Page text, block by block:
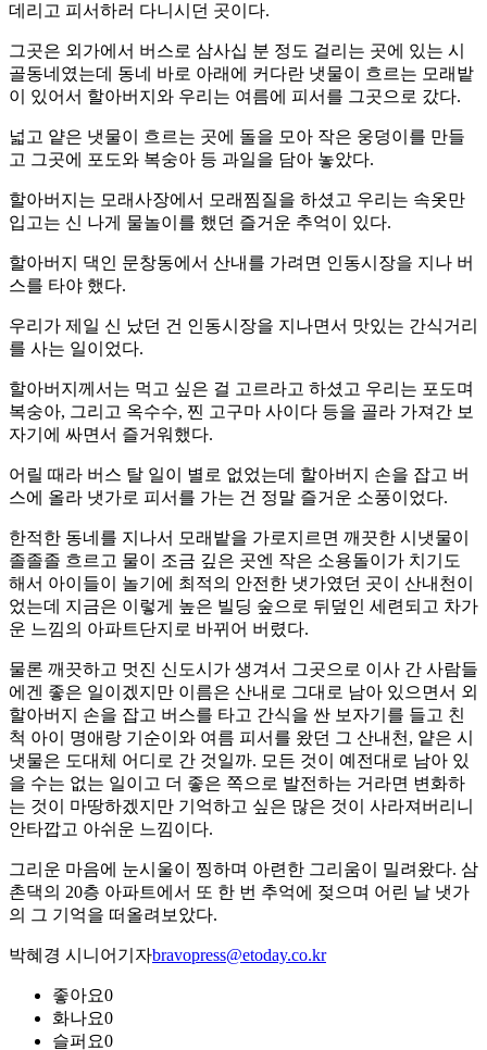
데리고 피서하러 다니시던 곳이다.
그곳은 외가에서 버스로 삼사십 분 정도 걸리는 곳에 있는 시
골동네였는데 동네 바로 아래에 커다란 냇물이 흐르는 모래밭
이 있어서 할아버지와 우리는 여름에 피서를 그곳으로 갔다.
넓고 얕은 냇물이 흐르는 곳에 돌을 모아 작은 웅덩이를 만들
고 그곳에 포도와 복숭아 등 과일을 담아 놓았다.
할아버지는 모래사장에서 모래찜질을 하셨고 우리는 속옷만
입고는 신 나게 물놀이를 했던 즐거운 추억이 있다.
할아버지 댁인 문창동에서 산내를 가려면 인동시장을 지나 버
스를 타야 했다.
우리가 제일 신 났던 건 인동시장을 지나면서 맛있는 간식거리
를 사는 일이었다.
할아버지께서는 먹고 싶은 걸 고르라고 하셨고 우리는 포도며
복숭아, 그리고 옥수수, 찐 고구마 사이다 등을 골라 가져간 보
자기에 싸면서 즐거워했다.
어릴 때라 버스 탈 일이 별로 없었는데 할아버지 손을 잡고 버
스에 올라 냇가로 피서를 가는 건 정말 즐거운 소풍이었다.
한적한 동네를 지나서 모래밭을 가로지르면 깨끗한 시냇물이
졸졸졸 흐르고 물이 조금 깊은 곳엔 작은 소용돌이가 치기도
해서 아이들이 놀기에 최적의 안전한 냇가였던 곳이 산내천이
었는데 지금은 이렇게 높은 빌딩 숲으로 뒤덮인 세련되고 차가
운 느낌의 아파트단지로 바뀌어 버렸다.
물론 깨끗하고 멋진 신도시가 생겨서 그곳으로 이사 간 사람들
에겐 좋은 일이겠지만 이름은 산내로 그대로 남아 있으면서 외
할아버지 손을 잡고 버스를 타고 간식을 싼 보자기를 들고 친
척 아이 명애랑 기순이와 여름 피서를 왔던 그 산내천, 얕은 시
냇물은 도대체 어디로 간 것일까. 모든 것이 예전대로 남아 있
을 수는 없는 일이고 더 좋은 쪽으로 발전하는 거라면 변화하
는 것이 마땅하겠지만 기억하고 싶은 많은 것이 사라져버리니
안타깝고 아쉬운 느낌이다.
그리운 마음에 눈시울이 찡하며 아련한 그리움이 밀려왔다. 삼
촌댁의 20층 아파트에서 또 한 번 추억에 젖으며 어린 날 냇가
의 그 기억을 떠올려보았다.
박혜경 시니어기자bravopress@etoday.co.kr
좋아요0
화나요0
슬퍼요0